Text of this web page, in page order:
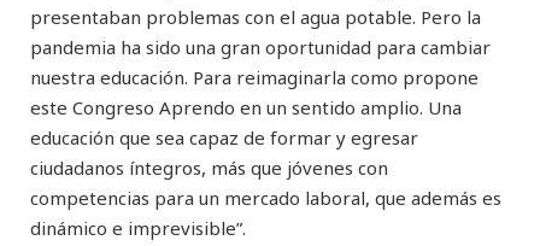
presentaban problemas con el agua potable. Pero la
pandemia ha sido una gran oportunidad para cambiar
nuestra educación. Para reimaginarla como propone
este Congreso Aprendo en un sentido amplio. Una
educación que sea capaz de formar y egresar
ciudadanos íntegros, más que jóvenes con
competencias para un mercado laboral, que además es
dinámico e imprevisible”.